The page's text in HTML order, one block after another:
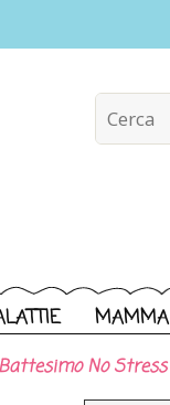
MAMMA
Battesimo No Stress